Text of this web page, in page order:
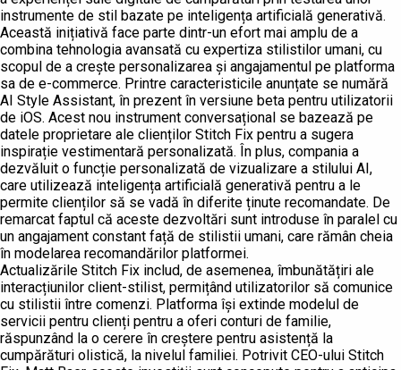
instrumente de stil bazate pe inteligența artificială generativă.
Această inițiativă face parte dintr-un efort mai amplu de a
combina tehnologia avansată cu expertiza stilistilor umani, cu
scopul de a crește personalizarea și angajamentul pe platforma
sa de e-commerce. Printre caracteristicile anunțate se numără
AI Style Assistant, în prezent în versiune beta pentru utilizatorii
de iOS. Acest nou instrument conversațional se bazează pe
datele proprietare ale clienților Stitch Fix pentru a sugera
inspirație vestimentară personalizată. În plus, compania a
dezvăluit o funcție personalizată de vizualizare a stilului AI,
care utilizează inteligența artificială generativă pentru a le
permite clienților să se vadă în diferite ținute recomandate. De
remarcat faptul că aceste dezvoltări sunt introduse în paralel cu
un angajament constant față de stilistii umani, care rămân cheia
în modelarea recomandărilor platformei.
Actualizările Stitch Fix includ, de asemenea, îmbunătățiri ale
interacțiunilor client-stilist, permițând utilizatorilor să comunice
cu stilistii între comenzi. Platforma își extinde modelul de
servicii pentru clienți pentru a oferi conturi de familie,
răspunzând la o cerere în creștere pentru asistență la
cumpărături olistică, la nivelul familiei. Potrivit CEO-ului Stitch